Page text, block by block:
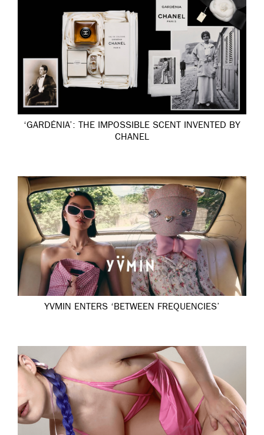
‘GARDÉNIA’: THE IMPOSSIBLE SCENT INVENTED BY
CHANEL
YVMIN ENTERS ‘BETWEEN FREQUENCIES’